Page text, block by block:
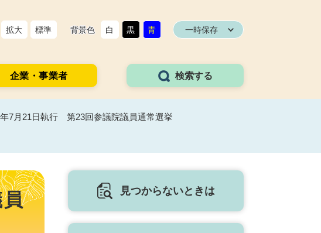
拡大 標準 背景色 白 黒 青 一時保存
企業・事業者 検索する
7月21日執行 第23回参議院議員通常選挙
見つからないときは